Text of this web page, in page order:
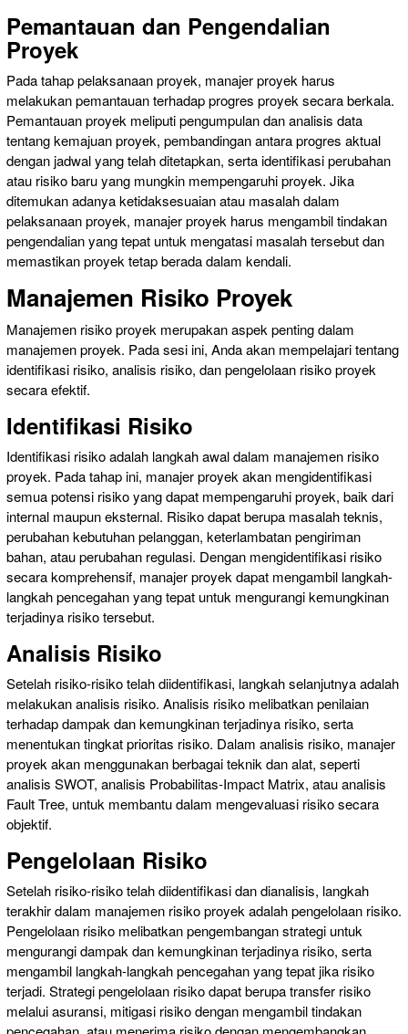
Pemantauan dan Pengendalian
Proyek
Pada tahap pelaksanaan proyek, manajer proyek harus
melakukan pemantauan terhadap progres proyek secara berkala.
Pemantauan proyek meliputi pengumpulan dan analisis data
tentang kemajuan proyek, pembandingan antara progres aktual
dengan jadwal yang telah ditetapkan, serta identifikasi perubahan
atau risiko baru yang mungkin mempengaruhi proyek. Jika
ditemukan adanya ketidaksesuaian atau masalah dalam
pelaksanaan proyek, manajer proyek harus mengambil tindakan
pengendalian yang tepat untuk mengatasi masalah tersebut dan
memastikan proyek tetap berada dalam kendali.
Manajemen Risiko Proyek
Manajemen risiko proyek merupakan aspek penting dalam
manajemen proyek. Pada sesi ini, Anda akan mempelajari tentang
identifikasi risiko, analisis risiko, dan pengelolaan risiko proyek
secara efektif.
Identifikasi Risiko
Identifikasi risiko adalah langkah awal dalam manajemen risiko
proyek. Pada tahap ini, manajer proyek akan mengidentifikasi
semua potensi risiko yang dapat mempengaruhi proyek, baik dari
internal maupun eksternal. Risiko dapat berupa masalah teknis,
perubahan kebutuhan pelanggan, keterlambatan pengiriman
bahan, atau perubahan regulasi. Dengan mengidentifikasi risiko
secara komprehensif, manajer proyek dapat mengambil langkah-
langkah pencegahan yang tepat untuk mengurangi kemungkinan
terjadinya risiko tersebut.
Analisis Risiko
Setelah risiko-risiko telah diidentifikasi, langkah selanjutnya adalah
melakukan analisis risiko. Analisis risiko melibatkan penilaian
terhadap dampak dan kemungkinan terjadinya risiko, serta
menentukan tingkat prioritas risiko. Dalam analisis risiko, manajer
proyek akan menggunakan berbagai teknik dan alat, seperti
analisis SWOT, analisis Probabilitas-Impact Matrix, atau analisis
Fault Tree, untuk membantu dalam mengevaluasi risiko secara
objektif.
Pengelolaan Risiko
Setelah risiko-risiko telah diidentifikasi dan dianalisis, langkah
terakhir dalam manajemen risiko proyek adalah pengelolaan risiko.
Pengelolaan risiko melibatkan pengembangan strategi untuk
mengurangi dampak dan kemungkinan terjadinya risiko, serta
mengambil langkah-langkah pencegahan yang tepat jika risiko
terjadi. Strategi pengelolaan risiko dapat berupa transfer risiko
melalui asuransi, mitigasi risiko dengan mengambil tindakan